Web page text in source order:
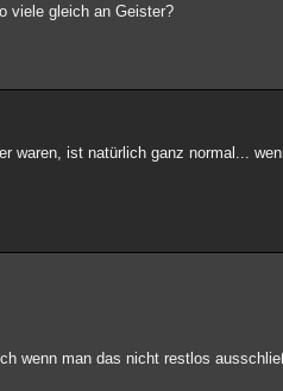
viele gleich an Geister?
waren, ist natürlich ganz normal...
wenn man das nicht restlos